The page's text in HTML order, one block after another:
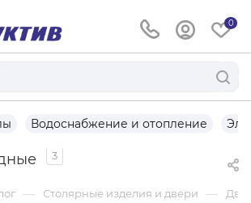
0
Водоснабжение и отопление
3
— Столярные изделия и двери —